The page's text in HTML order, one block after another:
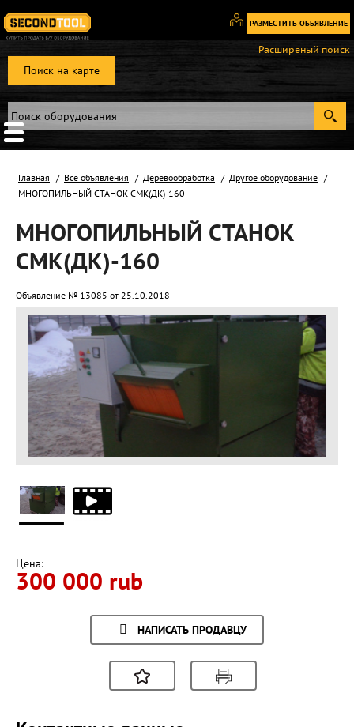
РАЗМЕСТИТЬ ОБЬЯВЛЕНИЕ
Вход
Регистрация
Поиск на карте
Расширеный поиск
Главная Все объявления Деревообработка
Другое оборудование
МНОГОПИЛЬНЫЙ СТАНОК СМК(ДК)-160
МНОГОПИЛЬНЫЙ СТАНОК
СМК(ДК)-160
Объявление № 13085 от 25.10.2018
Цена:
300 000 rub
НАПИСАТЬ ПРОДАВЦУ